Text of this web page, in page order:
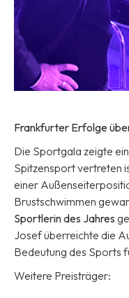
Frankfurter Erfolge
Die Sportgala zeigte
Spitzensport vertreten
einer
Brustschwimmen
Sportlerin des Jahres
Josef überreichte die
Bedeutung des Sports
Weitere Preisträger: